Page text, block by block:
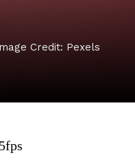
Credit: Pexels